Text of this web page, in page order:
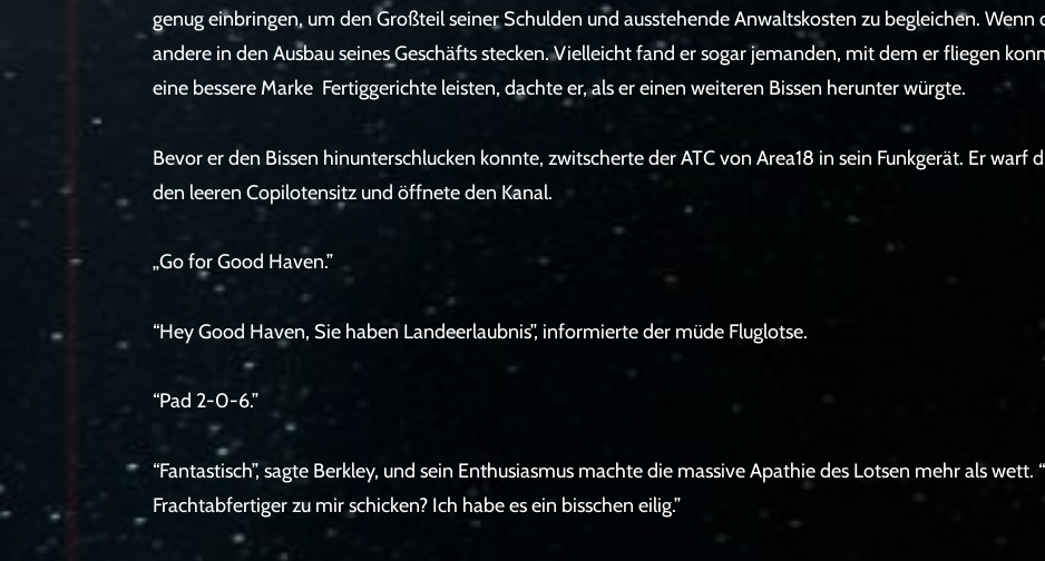
genug einbringen, um den Großteil seiner Schulden und ausstehende Anwaltskosten zu begleichen. Wenn
andere in den Ausbau seines Geschäfts stecken. Vielleicht fand er sogar jemanden, mit dem er fliegen
eine bessere Marke Fertiggerichte leisten, dachte er, als er einen weiteren Bissen herunter würgte.
Bevor er den Bissen hinunterschlucken konnte, zwitscherte der ATC von Area18 in sein Funkgerät. Er warf
den leeren Copilotensitz und öffnete den Kanal.
„Go for Good Haven.”
“Hey Good Haven, Sie haben Landeerlaubnis”, informierte der müde Fluglotse.
“Pad 2-0-6.”
“Fantastisch”, sagte Berkley, und sein Enthusiasmus machte die massive Apathie des Lotsen mehr als
Frachtabfertiger zu mir schicken? Ich habe es ein bisschen eilig.”